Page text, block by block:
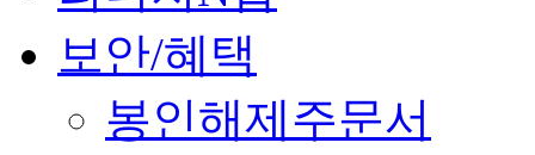
보안/혜택
봉인해제주문서